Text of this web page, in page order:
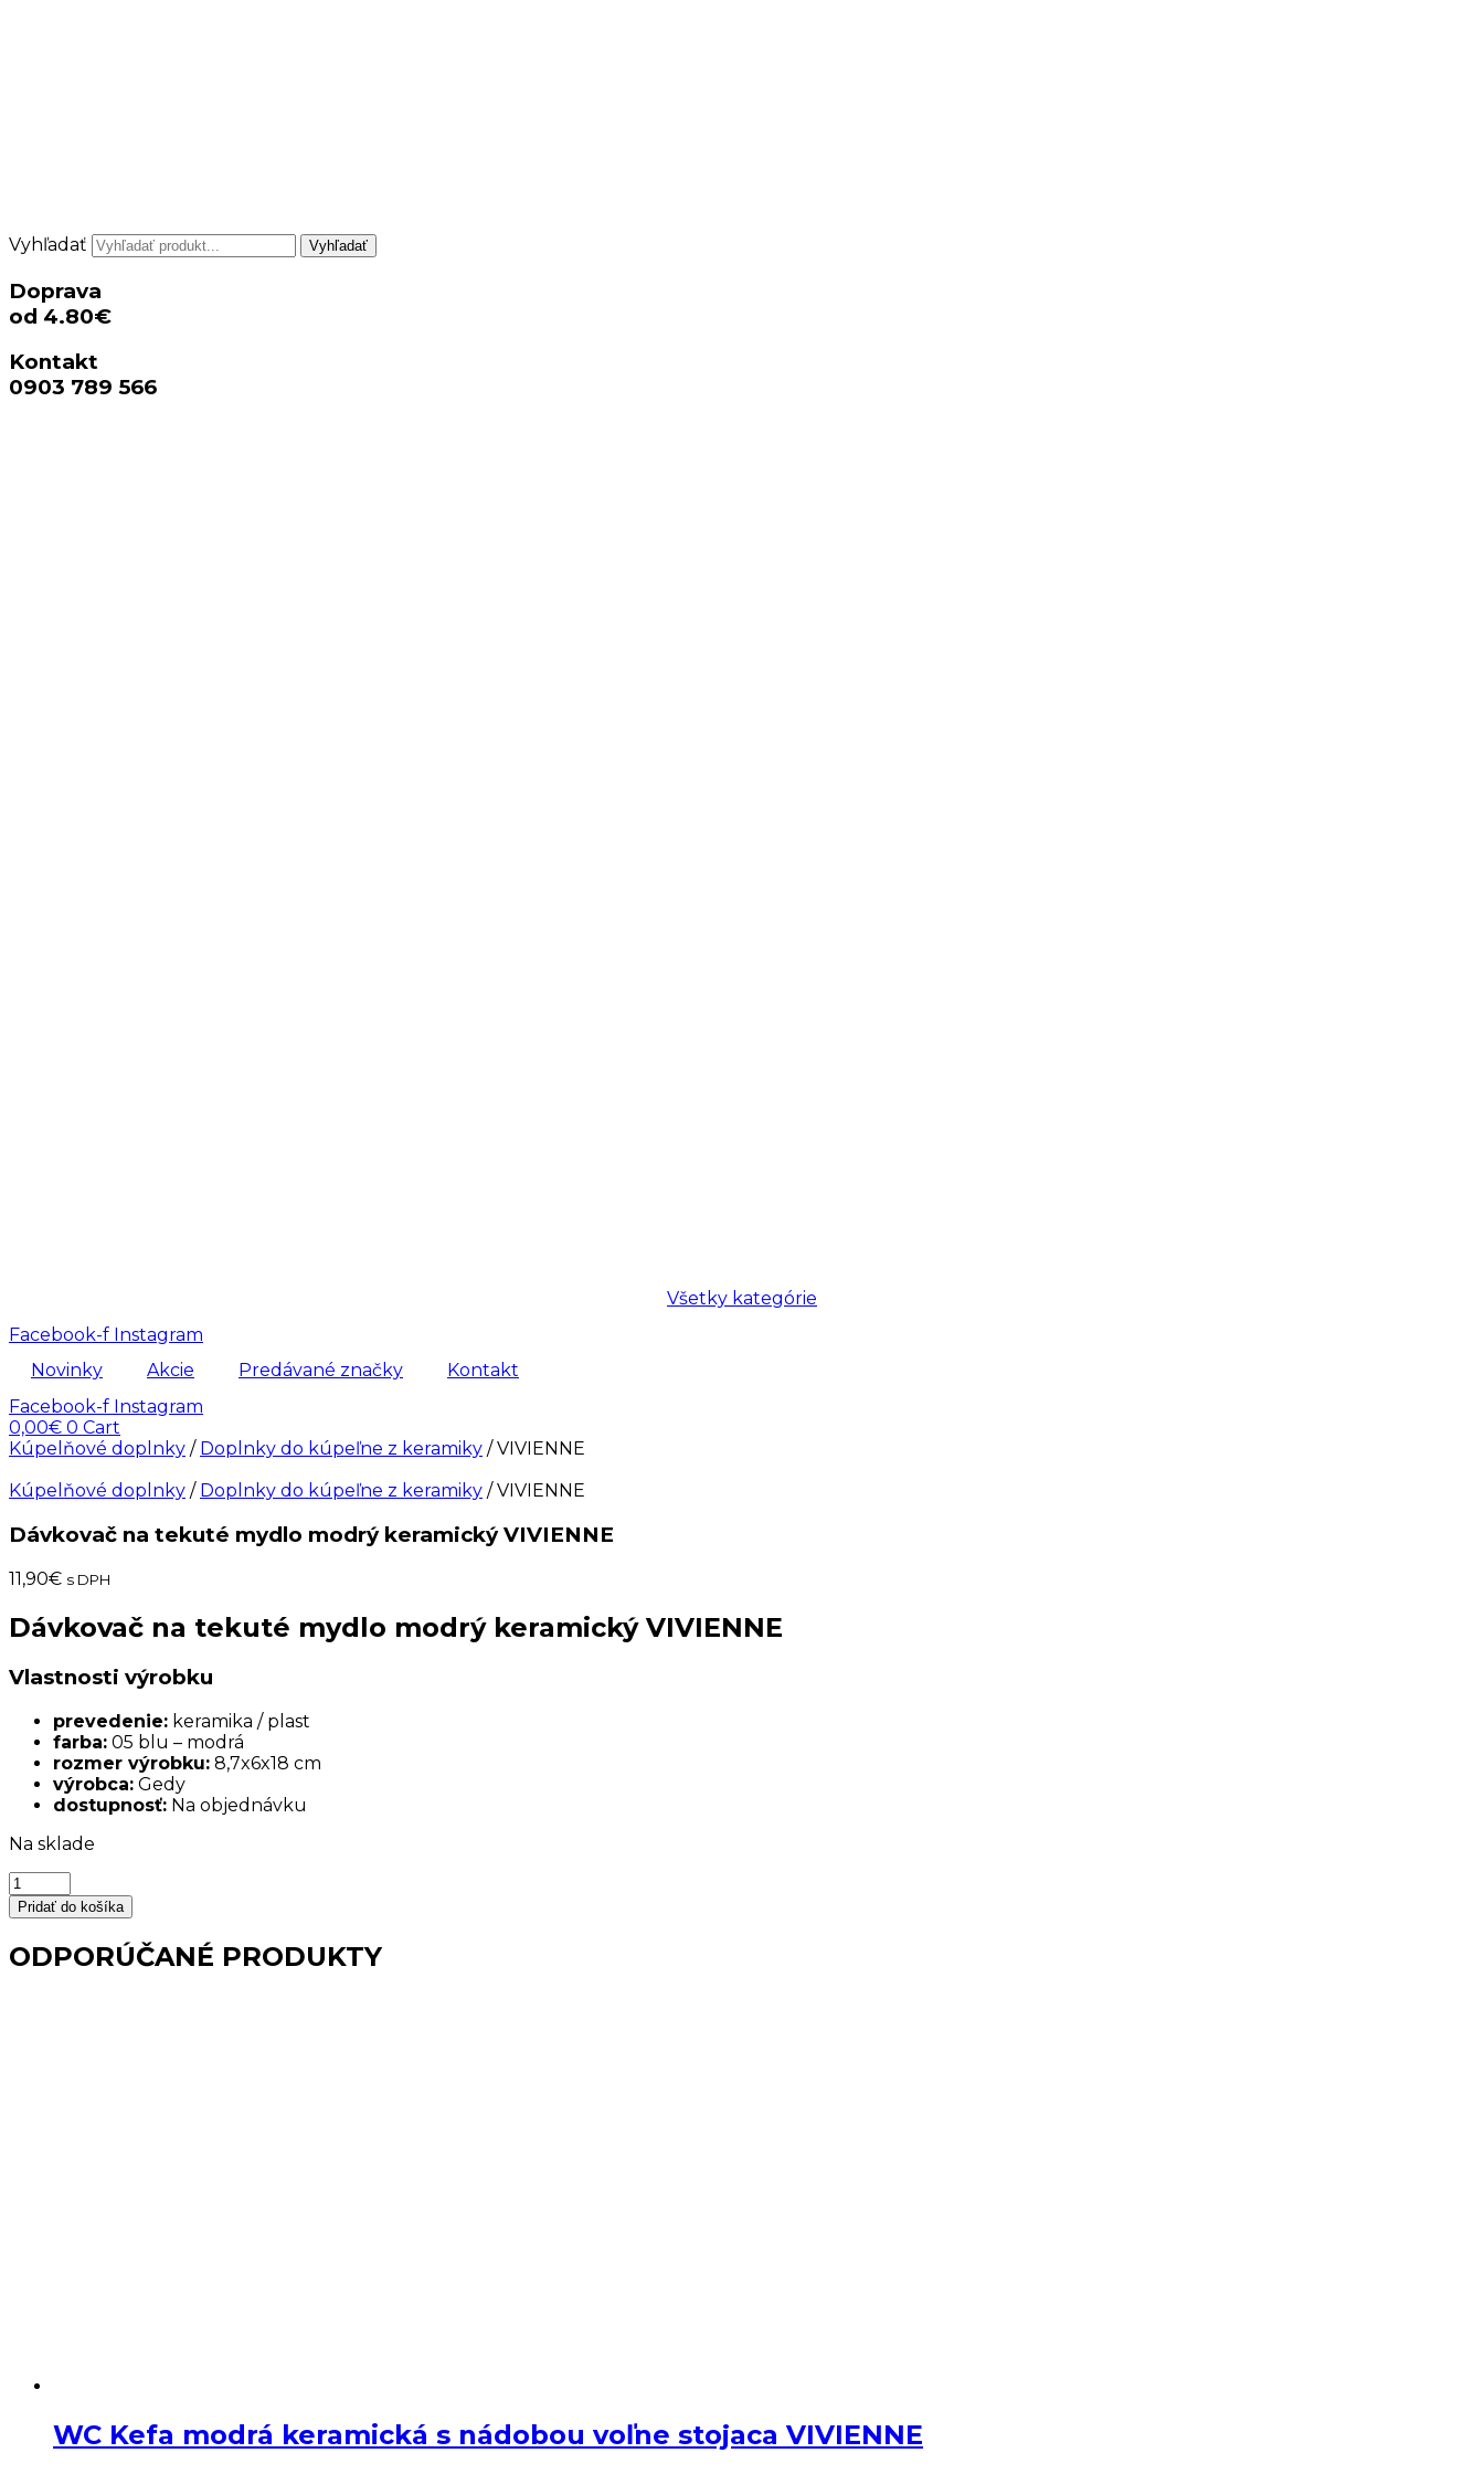
Vyhľadať Vyhľadať
Doprava
od 4.80€
Kontakt
0903 789 566
Všetky kategórie
Facebook-f Instagram
Novinky
Akcie Predávané značky
Kontakt
Facebook-f Instagram
0,00€ 0 Cart
Kúpelňové doplnky / Doplnky do kúpeľne z keramiky / VIVIENNE
Kúpelňové doplnky / Doplnky do kúpeľne z keramiky / VIVIENNE
Dávkovač na tekuté mydlo modrý keramický VIVIENNE
11,90€ s DPH
Dávkovač na tekuté mydlo modrý keramický VIVIENNE
Vlastnosti výrobku
prevedenie: keramika / plast
farba: 05 blu – modrá
rozmer výrobku: 8,7x6x18 cm
výrobca: Gedy
dostupnosť: Na objednávku
Na sklade
množstvo
Dávkovač
na
tekuté
mydlo
Pridať do košíka
ODPORÚČANÉ PRODUKTY
WC Kefa modrá keramická s nádobou voľne stojaca VIVIENNE